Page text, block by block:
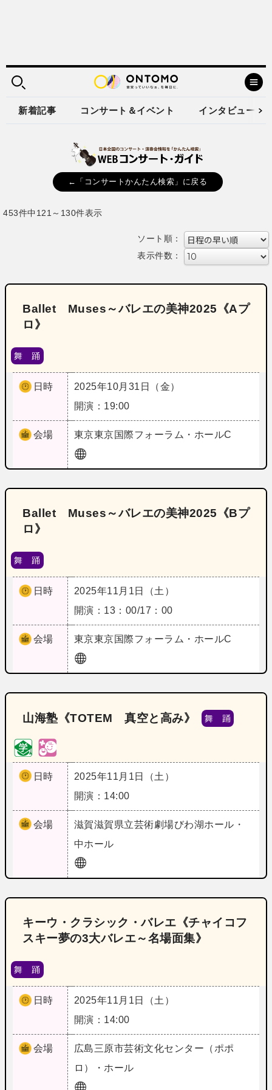
新着記事 コンサート＆イベント インタビュー
←「コンサートかんたん検索」に戻る
453件中121～130件表示
ソート順：
表示件数：
Ballet Muses～バレエの美神2025《Aプ
ロ》
舞 踊
日時
2025年10月31日（金）
開演：19:00
会場 東京東京国際フォーラム・ホールC
Ballet Muses～バレエの美神2025《Bプ
ロ》
舞 踊
日時
2025年11月1日（土）
開演：13：00/17：00
会場 東京東京国際フォーラム・ホールC
山海塾《TOTEM 真空と高み》 舞 踊
日時
2025年11月1日（土）
開演：14:00
会場 滋賀滋賀県立芸術劇場びわ湖ホール・
中ホール
キーウ・クラシック・バレエ《チャイコフ
スキー夢の3大バレエ～名場面集》
舞 踊
日時
2025年11月1日（土）
開演：14:00
会場 広島三原市芸術文化センター（ポポ
ロ）・ホール